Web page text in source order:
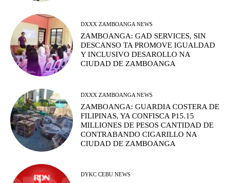
DXXX ZAMBOANGA NEWS
ZAMBOANGA: GAD SERVICES, SIN
DESCANSO TA PROMOVE IGUALDAD
Y INCLUSIVO DESAROLLO NA
CIUDAD DE ZAMBOANGA
DXXX ZAMBOANGA NEWS
ZAMBOANGA: GUARDIA COSTERA DE
FILIPINAS, YA CONFISCA P15.15
MILLIONES DE PESOS CANTIDAD DE
CONTRABANDO CIGARILLO NA
CIUDAD DE ZAMBOANGA
DYKC CEBU NEWS